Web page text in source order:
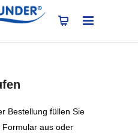
Bestellung füllen Sie
aus oder